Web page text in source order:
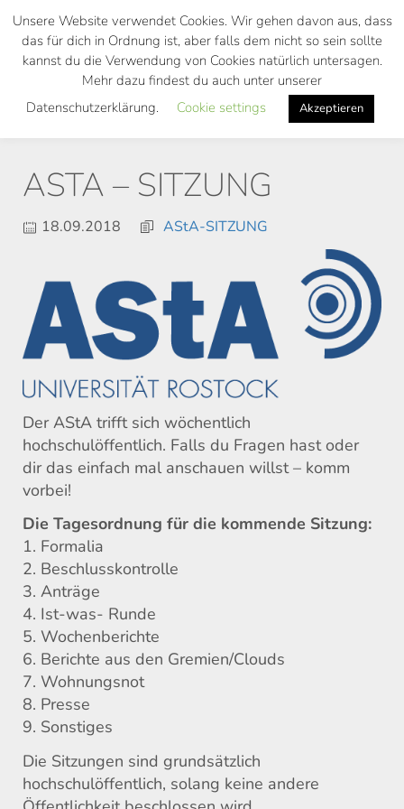
Skip
main
ASTA – SITZUNG
18.09.2018 AStA-SITZUNG
Der AStA trifft sich wöchentlich
hochschulöffentlich. Falls du Fragen hast oder
dir das einfach mal anschauen willst – komm
vorbei!
Die Tagesordnung für die kommende Sitzung:
1. Formalia
2. Beschlusskontrolle
3. Anträge
4. Ist-was- Runde
5. Wochenberichte
6. Berichte aus den Gremien/Clouds
7. Wohnungsnot
8. Presse
9. Sonstiges
Die Sitzungen sind grundsätzlich
hochschulöffentlich, solang keine andere
Unsere Website verwendet Cookies. Wir gehen davon aus, dass
das für dich in Ordnung ist, aber falls dem nicht so sein sollte
kannst du die Verwendung von Cookies natürlich untersagen.
Mehr dazu findest du auch unter unserer
Datenschutzerklärung.
Cookie settings Akzeptieren